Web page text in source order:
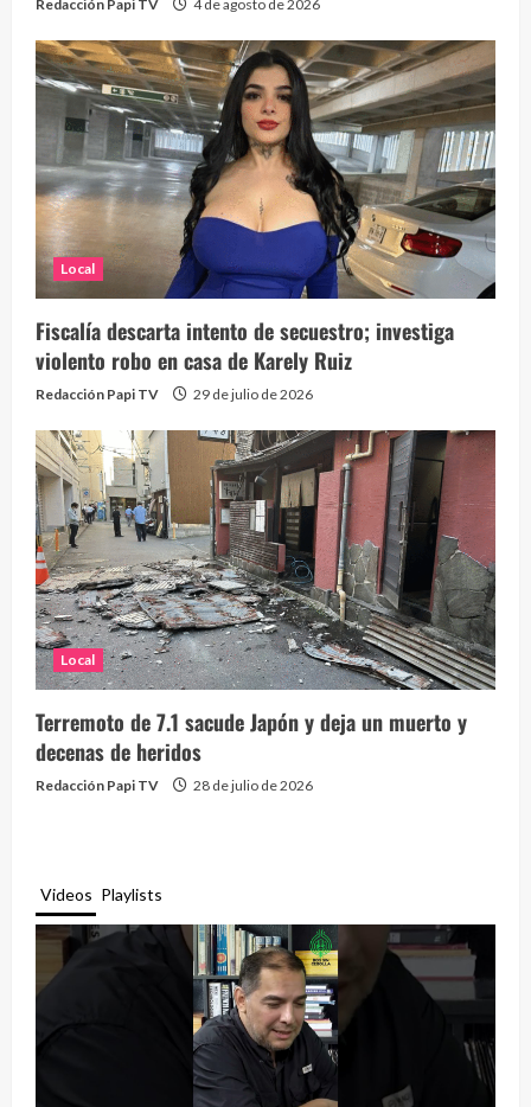
Redacción Papi TV 4 de agosto de 2026
Local
Fiscalía descarta intento de secuestro; investiga
violento robo en casa de Karely Ruiz
Redacción Papi TV 29 de julio de 2026
Local
Terremoto de 7.1 sacude Japón y deja un muerto y
decenas de heridos
Redacción Papi TV 28 de julio de 2026
Videos Playlists